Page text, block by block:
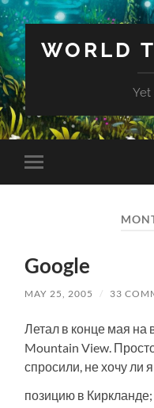
WORLD
Yet
Toggle
mobile
Google
MAY 25, 2005 / 33
Летал в конце мая
Mountain View.
спросили, не хочу ли
позицию в Киркланде;